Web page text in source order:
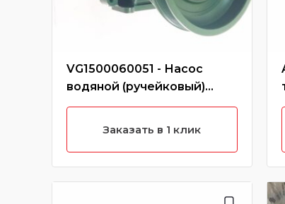
VG1500060051 - Насос
водяной (ручейковый)
WD615 Евро3 (Без
Заказать в 1 клик